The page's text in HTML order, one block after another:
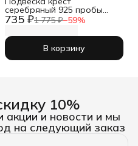
735 ₽1 775 ₽−59%
серебряный 925 пробы
православный
В корзину
10%
и новости и мы
на следующий заказ